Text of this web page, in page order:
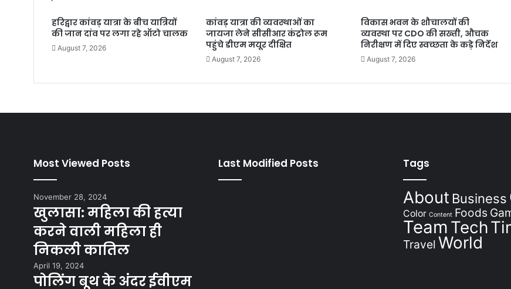
हरिद्वार कांवड़ यात्रा के बीच यात्रियों
की जान दांव पर लगा रहे ऑटो चालक
August 7, 2026
कांवड़ यात्रा की व्यवस्थाओं का
जायजा लेने सीसीआर कंट्रोल रूम
पहुंचे डीएम मयूर दीक्षित
August 7, 2026
विकास भवन के शौचालयों की
व्यवस्था पर CDO की सख्ती, औचक
निरीक्षण में दिए स्वच्छता के कड़े निर्देश
August 7, 2026
Most Viewed Posts
November 28, 2024
खुलासा: महिला की हत्या
करने वाली महिला ही
निकली कातिल
April 19, 2024
पोलिंग बूथ के अंदर ईवीएम
Last Modified Posts Tags
About Business
Color Content Foods
Team Tech
Travel World